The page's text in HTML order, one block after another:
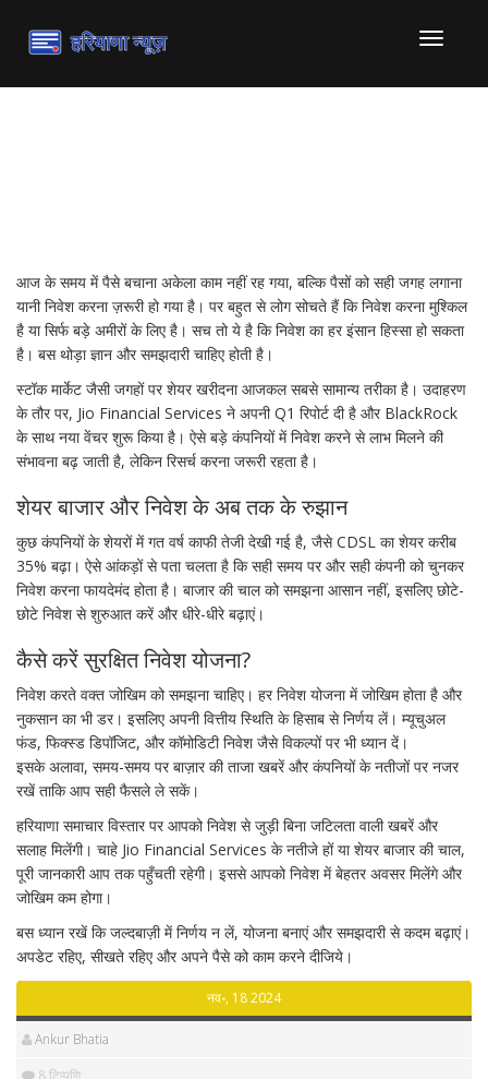
टॉगल
संचालित
आज के समय में पैसे बचाना अकेला काम नहीं रह गया, बल्कि पैसों को सही जगह लगाना
यानी निवेश करना ज़रूरी हो गया है। पर बहुत से लोग सोचते हैं कि निवेश करना मुश्किल
है या सिर्फ बड़े अमीरों के लिए है। सच तो ये है कि निवेश का हर इंसान हिस्‍सा हो सकता
है। बस थोड़ा ज्ञान और समझदारी चाहिए होती है।
स्टॉक मार्केट जैसी जगहों पर शेयर खरीदना आजकल सबसे सामान्य तरीका है। उदाहरण
के तौर पर, Jio Financial Services ने अपनी Q1 रिपोर्ट दी है और BlackRock
के साथ नया वेंचर शुरू किया है। ऐसे बड़े कंपनियों में निवेश करने से लाभ मिलने की
संभावना बढ़ जाती है, लेकिन रिसर्च करना जरूरी रहता है।
शेयर बाजार और निवेश के अब तक के रुझान
कुछ कंपनियों के शेयरों में गत वर्ष काफी तेजी देखी गई है, जैसे CDSL का शेयर करीब
35% बढ़ा। ऐसे आंकड़ों से पता चलता है कि सही समय पर और सही कंपनी को चुनकर
निवेश करना फायदेमंद होता है। बाजार की चाल को समझना आसान नहीं, इसलिए छोटे-
छोटे निवेश से शुरुआत करें और धीरे-धीरे बढ़ाएं।
कैसे करें सुरक्षित निवेश योजना?
निवेश करते वक्त जोखिम को समझना चाहिए। हर निवेश योजना में जोखिम होता है और
नुकसान का भी डर। इसलिए अपनी वित्तीय स्थिति के हिसाब से निर्णय लें। म्यूचुअल
फंड, फिक्स्ड डिपॉजिट, और कॉमोडिटी निवेश जैसे विकल्पों पर भी ध्यान दें।
इसके अलावा, समय-समय पर बाज़ार की ताजा खबरें और कंपनियों के नतीजों पर नजर
रखें ताकि आप सही फैसले ले सकें।
हरियाणा समाचार विस्तार पर आपको निवेश से जुड़ी बिना जटिलता वाली खबरें और
सलाह मिलेंगी। चाहे Jio Financial Services के नतीजे हों या शेयर बाजार की चाल,
पूरी जानकारी आप तक पहुँचती रहेगी। इससे आपको निवेश में बेहतर अवसर मिलेंगे और
जोखिम कम होगा।
बस ध्यान रखें कि जल्दबाज़ी में निर्णय न लें, योजना बनाएं और समझदारी से कदम बढ़ाएं।
अपडेट रहिए, सीखते रहिए और अपने पैसे को काम करने दीजिये।
नव॰, 18 2024
Ankur Bhatia
8 टिप्पणि